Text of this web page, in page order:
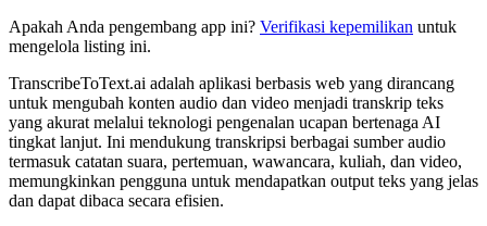
Apakah Anda pengembang app ini? Verifikasi kepemilikan untuk
mengelola listing ini.
TranscribeToText.ai adalah aplikasi berbasis web yang dirancang
untuk mengubah konten audio dan video menjadi transkrip teks
yang akurat melalui teknologi pengenalan ucapan bertenaga AI
tingkat lanjut. Ini mendukung transkripsi berbagai sumber audio
termasuk catatan suara, pertemuan, wawancara, kuliah, dan video,
memungkinkan pengguna untuk mendapatkan output teks yang jelas
dan dapat dibaca secara efisien.